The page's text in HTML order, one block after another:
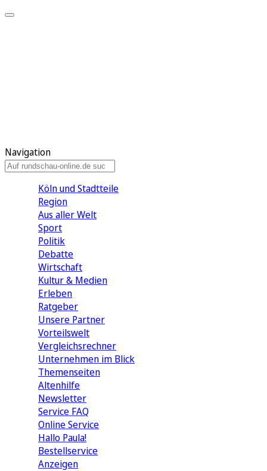
Navigation
Köln und Stadtteile
Region
Aus aller Welt
Sport
Politik
Debatte
Wirtschaft
Kultur & Medien
Erleben
Ratgeber
Unsere Partner
Vorteilswelt
Vergleichsrechner
Unternehmen im Blick
Themenseiten
Altenhilfe
Newsletter
Service FAQ
Online Service
Hallo Paula!
Bestellservice
Anzeigen